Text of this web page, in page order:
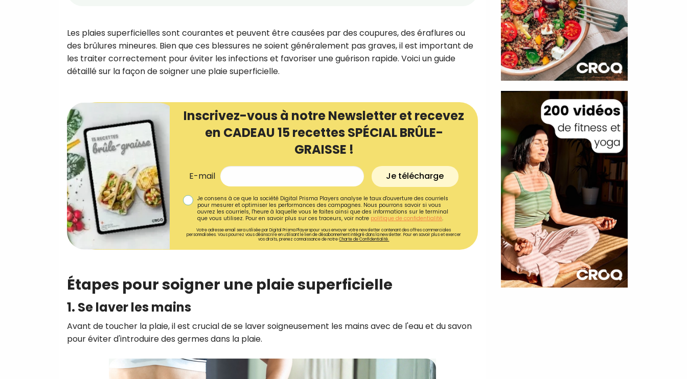
Les plaies superficielles sont courantes et peuvent être causées par des coupures, des éraflures ou
des brûlures mineures. Bien que ces blessures ne soient généralement pas graves, il est important de
les traiter correctement pour éviter les infections et favoriser une guérison rapide. Voici un guide
détaillé sur la façon de soigner une plaie superficielle.
Inscrivez-vous à notre Newsletter et recevez
en CADEAU 15 recettes SPÉCIAL BRÛLE-
GRAISSE !
E-mail Je télécharge
Je consens à ce que la société Digital Prisma Players analyse le taux d'ouverture des courriels
pour mesurer et optimiser les performances des campagnes. Nous pourrons savoir si vous
ouvrez les courriels, l'heure à laquelle vous le faites ainsi que des informations sur le terminal
que vous utilisez. Pour en savoir plus sur ces traceurs, voir notre politique de confidentialité.
Votre adresse email sera utilisée par Digital Prisma Playerspour vous envoyer votre newsletter contenant des offres commerciales
personnalisées. Vous pourrez vous désinscrire en utilisant le lien de désabonnement intégré dans la newsletter. Pour en savoir plus et exercer
vos droits, prenez connaissance de notreCharte de Confidentialité.
Étapes pour soigner une plaie superficielle
1. Se laver les mains
Avant de toucher la plaie, il est crucial de se laver soigneusement les mains avec de l'eau et du savon
pour éviter d'introduire des germes dans la plaie.
Recevez gratuitement 180
Ainsi que la newsletter promotionnelle de